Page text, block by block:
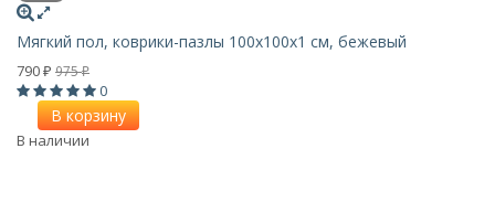
Мягкий пол, коврики-пазлы 100х100x1 см, бежевый
790 ₽ 975₽
0
В корзину
В наличии